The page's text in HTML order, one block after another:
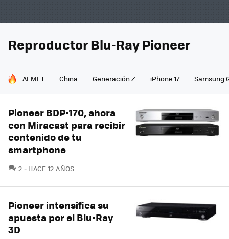
Reproductor Blu-Ray Pioneer
HOY SE HABLA DE
AEMET China Generación Z iPhone 17 Samsung
Pioneer BDP-170, ahora
con Miracast para recibir
contenido de tu
smartphone
2 COMENTARIOS
HACE 12 AÑOS
Pioneer intensifica su
apuesta por el Blu-Ray
3D